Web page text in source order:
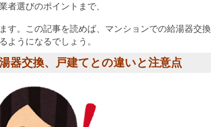
者選びのポイントまで、
す。この記事を読めば、マンションでの給湯器交
ようになるでしょう。
器交換、戸建てとの違いと注意点